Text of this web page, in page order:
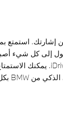
استمتع
إلى كل شيء